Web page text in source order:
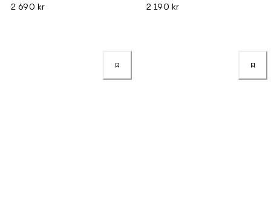
2 690 kr 2 190 kr